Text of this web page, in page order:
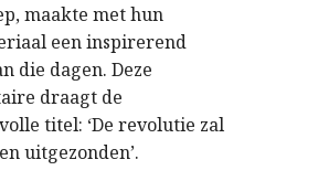
maakte met hun
een inspirerend
die dagen. Deze
draagt de
titel: ‘De revolutie zal
uitgezonden’.